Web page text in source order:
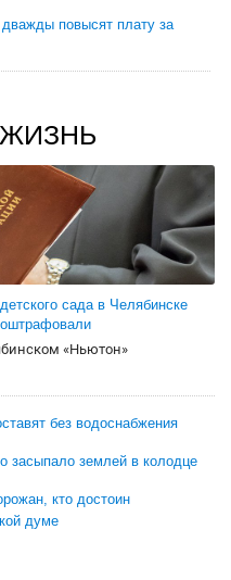
повысят плату за
сада в Челябинске
«Ньютон»
без водоснабжения
засыпало землей в колодце
кто достоин
думе